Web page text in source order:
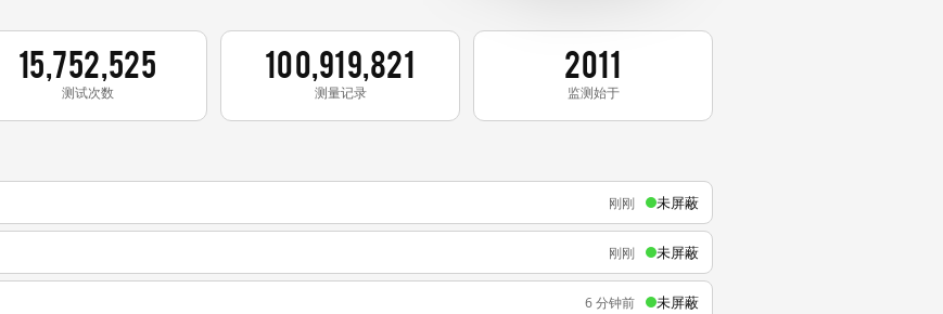
15,752,525
测试次数
100,919,821
测量记录
2011
监测始于
刚刚 未屏蔽
刚刚 未屏蔽
6 分钟前 未屏蔽